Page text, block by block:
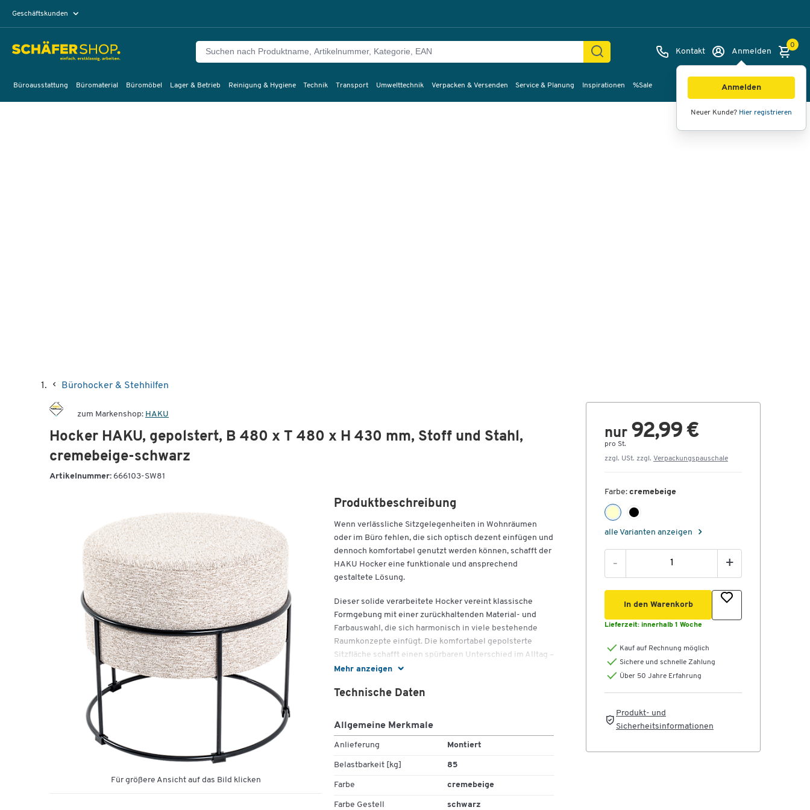
Geschäftskunden
Kontakt Anmelden
Anmelden
Neuer Kunde? Hier registrieren
0
Büroausstattung Büromaterial Büromöbel Lager & Betrieb Reinigung & Hygiene Technik Transport Umwelttechnik Verpacken & Versenden Service & Planung Inspirationen %Sale
Bürohocker & Stehhilfen
zum Markenshop: HAKU
Hocker HAKU, gepolstert, B 480 x T 480 x H 430 mm, Stoff und Stahl,
cremebeige-schwarz
Artikelnummer: 666103-SW81
Für größere Ansicht auf das Bild klicken
Mehr anzeigen
Produktbeschreibung
Wenn verlässliche Sitzgelegenheiten in Wohnräumen
oder im Büro fehlen, die sich optisch dezent einfügen und
dennoch komfortabel genutzt werden können, schafft der
HAKU Hocker eine funktionale und ansprechend
gestaltete Lösung.
Dieser solide verarbeitete Hocker vereint klassische
Formgebung mit einer zurückhaltenden Material- und
Farbauswahl, die sich harmonisch in viele bestehende
Raumkonzepte einfügt. Die komfortabel gepolsterte
Sitzfläche schafft einen spürbaren Unterschied im Alltag –
sei es im Eingangsbereich, im Wartezimmer, am
Ergänzung im Wohnbereich. Die Möglichkeit zur Auswahl
oder Anthrazit – unterstützt eine anpassungsfähige
Raumgestaltung, ohne modischen Trends zu unterliegen.
Stahlgestells gewährleistet festen Stand bei gleichzeitig
schlanker Gesamtanmutung. Der Stoffbezug über der
Technische Daten
Allgemeine Merkmale
Anlieferung Montiert
Belastbarkeit [kg] 85
Farbe cremebeige
Farbe Gestell schwarz
nur 92,99 €
pro St.
zzgl. USt. zzgl. Verpackungspauschale
Farbe: cremebeige
alle Varianten anzeigen
- +
In den Warenkorb
Lieferzeit: innerhalb 1 Woche
Kauf auf Rechnung möglich
Sichere und schnelle Zahlung
Über 50 Jahre Erfahrung
Produkt- und
Sicherheitsinformationen
Bilder Videos 360°-Ansicht